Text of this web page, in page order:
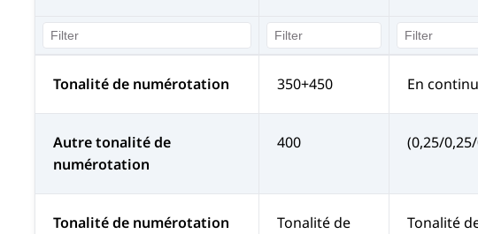
Tonalité de numérotation 350+450 En continu
Autre tonalité de
numérotation
400 (0,25/
Tonalité de numérotation
Tonalité de
Tonalité